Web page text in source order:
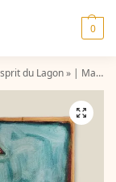
0
» | Maison DEVIENNE